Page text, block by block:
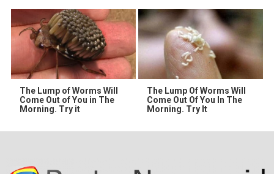
The Lump of Worms Will
Come Out of You in The
Morning. Try it
The Lump Of Worms Will
Come Out Of You In The
Morning. Try It